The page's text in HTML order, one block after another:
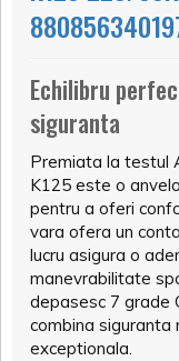
Echilibru
siguranta
Premiata la testul
K125 este o
pentru a oferi
vara ofera un
lucru asigura o
manevrabilitate
depasesc 7 grade
combina siguranta
exceptionala.